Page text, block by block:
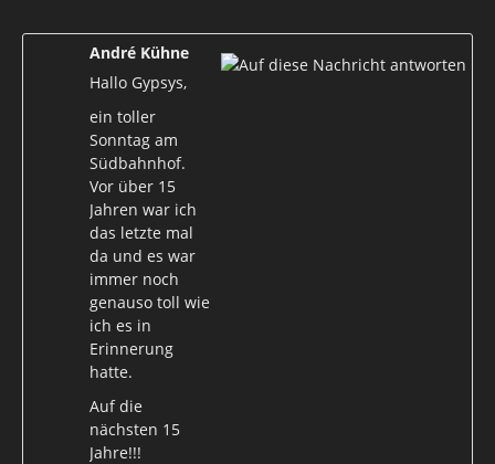
André Kühne
Hallo Gypsys,
ein toller
Sonntag am
Südbahnhof.
Vor über 15
Jahren war ich
das letzte mal
da und es war
immer noch
genauso toll wie
ich es in
Erinnerung
hatte.
Auf die
nächsten 15
Jahre!!!